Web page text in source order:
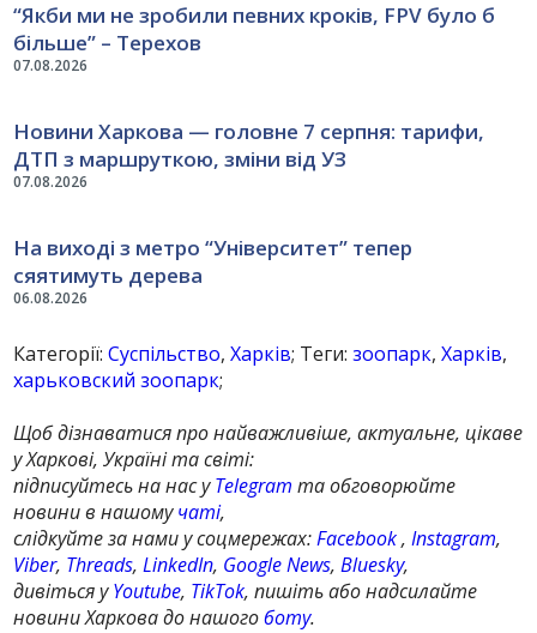
07.08.2026
“Якби ми не зробили певних кроків, FPV було б
більше” – Терехов
07.08.2026
Новини Харкова — головне 7 серпня: тарифи,
ДТП з маршруткою, зміни від УЗ
06.08.2026
На виході з метро “Університет” тепер
сяятимуть дерева
Категорії:Суспільство,Харків; Теги:зоопарк,Харків,
харьковский зоопарк;
Щоб дізнаватися про найважливіше, актуальне, цікаве
у Харкові, Україні та світі:
підписуйтесь на нас уTelegram та обговорюйте
новини в нашомучаті,
слідкуйте за нами у соцмережах:Facebook,Instagram,
Viber, Threads,LinkedIn, Google News,Bluesky,
дивіться уYoutube, TikTok, пишіть або надсилайте
новини Харкова до нашогоботу.